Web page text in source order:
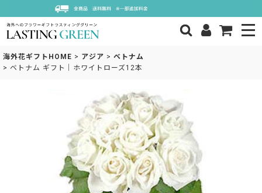
海外花ギフトHOME > アジア > ベトナム
> ベトナム ギフト｜ホワイトローズ12本